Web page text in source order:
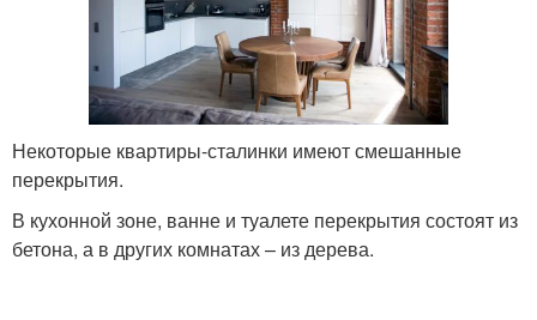
Некоторые квартиры-сталинки имеют смешанные
перекрытия.
В кухонной зоне, ванне и туалете перекрытия состоят из
бетона, а в других комнатах – из дерева.